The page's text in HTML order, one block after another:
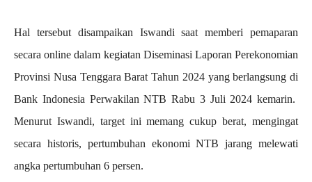
Hal tersebut disampaikan Iswandi saat memberi pemaparan
secara online dalam kegiatan Diseminasi Laporan Perekonomian
Provinsi Nusa Tenggara Barat Tahun 2024 yang berlangsung di
Bank Indonesia Perwakilan NTB Rabu 3 Juli 2024 kemarin.
Menurut Iswandi, target ini memang cukup berat, mengingat
secara historis, pertumbuhan ekonomi NTB jarang melewati
angka pertumbuhan 6 persen.